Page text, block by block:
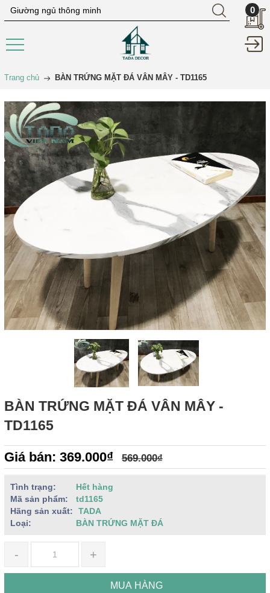
0
Trang chủ BÀN TRỨNG MẶT ĐÁ VÂN MÂY - TD1165
BÀN TRỨNG MẶT ĐÁ VÂN MÂY -
TD1165
Giá bán: 369.000₫ 569.000₫
Tình trạng:
Hết hàng
Mã sản phẩm:
td1165
Hãng sản xuất:
TADA
Loại:
BÀN TRỨNG MẶT ĐÁ
- +
MUA HÀNG